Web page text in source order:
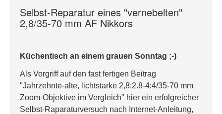
Selbst-Reparatur eines "vernebelten"
2,8/35-70 mm AF Nikkors
Küchentisch an einem grauen Sonntag ;-)
Als Vorgriff auf den fast fertigen Beitrag
"Jahrzehnte-alte, lichtstarke 2,8;2.8-4;4/35-70 mm
Zoom-Objektive im Vergleich" hier ein erfolgreicher
Selbst-Raparaturversuch nach Internet-Anleitung,